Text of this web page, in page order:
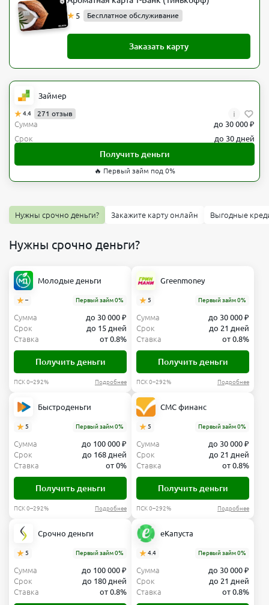
5 Бесплатное обслуживание
Заказать карту
Займер
4.4 271 отзыв i
Сумма
до 30 000 ₽
Срок
до 30 дней
Получить деньги
🔥 Первый займ под 0%
Нужны срочно деньги? Закажите карту онлайн Выгодные
Нужны срочно деньги?
Молодые деньги
– Первый займ 0%
Сумма
до 30 000 ₽
Срок
до 15 дней
Ставка
от 0.8%
Получить деньги
ПСК 0–292% Подробнее
Greenmoney
5 Первый займ 0%
Сумма
до 30 000 ₽
Срок
до 21 дней
Ставка
от 0.8%
Получить деньги
ПСК 0–292% Подробнее
Быстроденьги
5 Первый займ 0%
Сумма
до 100 000 ₽
Срок
до 168 дней
Ставка
от 0%
Получить деньги
ПСК 0–292% Подробнее
СМС финанс
5 Первый займ 0%
Сумма
до 30 000 ₽
Срок
до 21 дней
Ставка
от 0.8%
Получить деньги
ПСК 0–292% Подробнее
Срочно деньги
5 Первый займ 0%
Сумма
до 100 000 ₽
Срок
до 180 дней
Ставка
от 0.8%
еКапуста
4.4 Первый займ 0%
Сумма
до 30 000 ₽
Срок
до 21 дней
Ставка
от 0.8%